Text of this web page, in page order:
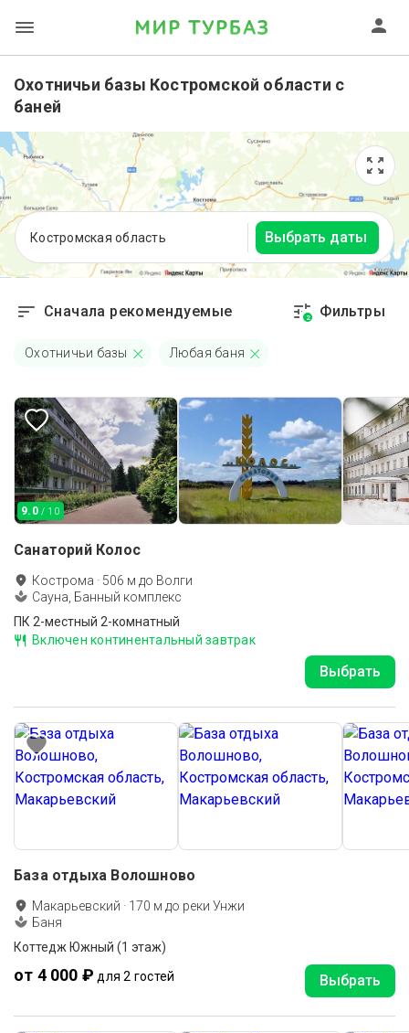
Охотничьи базы Костромской области с
баней
Костромская область Выбрать даты
Сначала рекомендуемые 2 Фильтры
Охотничьи базы Любая баня
9.0 / 10
Санаторий Колос
Кострома · 506 м до Волги
Сауна, Банный комплекс
ПК 2-местный 2-комнатный
Включен континентальный завтрак
Выбрать
База отдыха Волошново
Макарьевский · 170 м до реки Унжи
Баня
Коттедж Южный (1 этаж)
от 4 000 ₽ для 2 гостей Выбрать